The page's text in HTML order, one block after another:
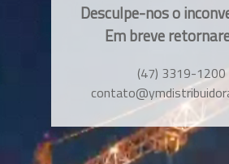
Desculpe-nos o
Em breve
(47) 3319-1200